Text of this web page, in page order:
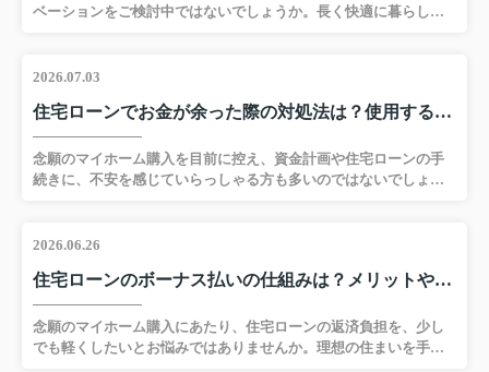
ベーションをご検討中ではないでしょうか。長く快適に暮らした
ョンするメリットと、リノベーションの費用、注意点について解
売買物件一覧へ進む平屋をリノベーションするメリット平屋をリ
ノベーションするメリットは、生活動線をワンフロアに集約で
き、階段の上り下りが不要になる点です。段差解消や、十分な通
路幅の確保といった改修をおこなえば、老後も安全で移動負担の
2026.07.03
住宅ローンでお金が余った際の対処法は？使用するリスクについても解説
念願のマイホーム購入を目前に控え、資金計画や住宅ローンの手
続きに、不安を感じていらっしゃる方も多いのではないでしょう
事では、住宅ローンでお金が余るオーバーローンの仕組みや、余
情報が見たい方はこちらをクリック ▼新宿区の売買物件一覧へ進
む住宅ローンでお金が余るオーバーローンとは住宅ローンでお金
が余る状態は、物件の購入代金や建築費にくわえて、登記費用な
どの諸費用を含めて、多めに借り入れたことが主な理由です。自
2026.06.26
住宅ローンのボーナス払いの仕組みは？メリットや注意点についても解説
念願のマイホーム購入にあたり、住宅ローンの返済負担を、少し
でも軽くしたいとお悩みではありませんか。理想の住まいを手に